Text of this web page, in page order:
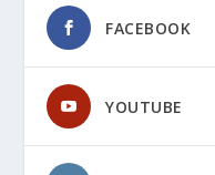
FACEBOOK
YOUTUBE